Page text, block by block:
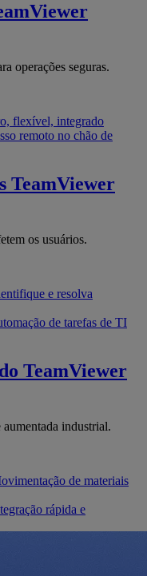
operações seguras.
flexível, integrado
remoto no chão de
TeamViewer
os usuários.
e resolva
de tarefas de TI
TeamViewer
industrial.
de materiais
rápida e